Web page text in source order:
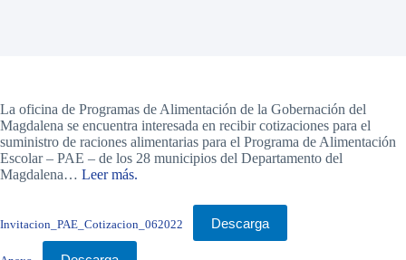
La oficina de Programas de Alimentación de la Gobernación del
Magdalena se encuentra interesada en recibir cotizaciones para el
suministro de raciones alimentarias para el Programa de Alimentación
Escolar – PAE – de los 28 municipios del Departamento del
Magdalena… Leer más.
Invitacion_PAE_Cotizacion_062022 Descarga